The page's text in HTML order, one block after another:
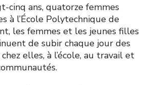
cinq ans, quatorze femmes
à l’École Polytechnique de
les femmes et les jeunes filles
de subir chaque jour des
elles, à l’école, au travail et